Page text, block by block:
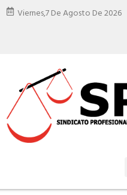
Viernes,7 De Agosto De 2026